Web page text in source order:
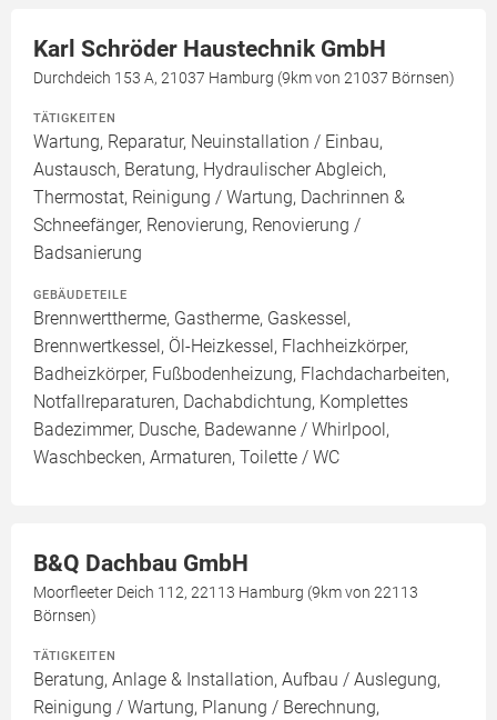
Karl Schröder Haustechnik GmbH
Durchdeich 153 A, 21037 Hamburg (9km von 21037 Börnsen)
TÄTIGKEITEN
Wartung, Reparatur, Neuinstallation / Einbau,
Austausch, Beratung, Hydraulischer Abgleich,
Thermostat, Reinigung / Wartung, Dachrinnen &
Schneefänger, Renovierung, Renovierung /
Badsanierung
GEBÄUDETEILE
Brennwerttherme, Gastherme, Gaskessel,
Brennwertkessel, Öl-Heizkessel, Flachheizkörper,
Badheizkörper, Fußbodenheizung, Flachdacharbeiten,
Notfallreparaturen, Dachabdichtung, Komplettes
Badezimmer, Dusche, Badewanne / Whirlpool,
Waschbecken, Armaturen, Toilette / WC
B&Q Dachbau GmbH
Moorfleeter Deich 112, 22113 Hamburg (9km von 22113
Börnsen)
TÄTIGKEITEN
Beratung, Anlage & Installation, Aufbau / Auslegung,
Reinigung / Wartung, Planung / Berechnung,